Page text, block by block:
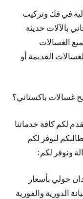
في فك وتركيب
بالآلات حديثة
الغسالات
القديمة أو
غسالات باكستاني؟
لكم كافة خدماتنا
مطالبكم لنوفر لكم
ونوفر لكم:
حولي بأسعار
الدورية والفورية